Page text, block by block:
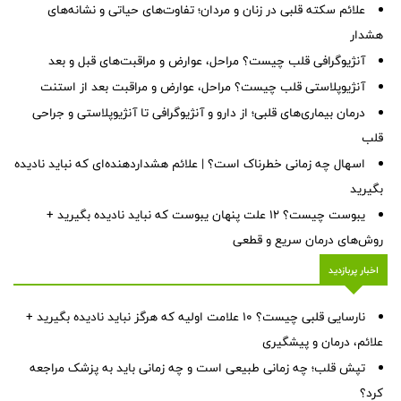
علائم سکته قلبی در زنان و مردان؛ تفاوت‌های حیاتی و نشانه‌های
هشدار
آنژیوگرافی قلب چیست؟ مراحل، عوارض و مراقبت‌های قبل و بعد
آنژیوپلاستی قلب چیست؟ مراحل، عوارض و مراقبت بعد از استنت
درمان بیماری‌های قلبی؛ از دارو و آنژیوگرافی تا آنژیوپلاستی و جراحی
قلب
اسهال چه زمانی خطرناک است؟ | علائم هشداردهنده‌ای که نباید نادیده
بگیرید
یبوست چیست؟ ۱۲ علت پنهان یبوست که نباید نادیده بگیرید +
روش‌های درمان سریع و قطعی
اخبار پربازدید
نارسایی قلبی چیست؟ ۱۰ علامت اولیه که هرگز نباید نادیده بگیرید +
علائم، درمان و پیشگیری
تپش قلب؛ چه زمانی طبیعی است و چه زمانی باید به پزشک مراجعه
کرد؟